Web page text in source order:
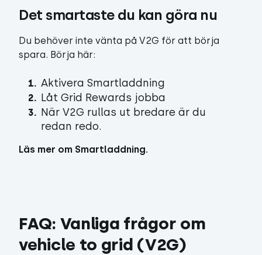
Det smartaste du kan göra nu
Du behöver inte vänta på V2G för att börja
spara. Börja här:
Aktivera Smartladdning
Låt Grid Rewards jobba
När V2G rullas ut bredare är du
redan redo.
Läs mer om Smartladdning.
FAQ: Vanliga frågor om
vehicle to grid (V2G)